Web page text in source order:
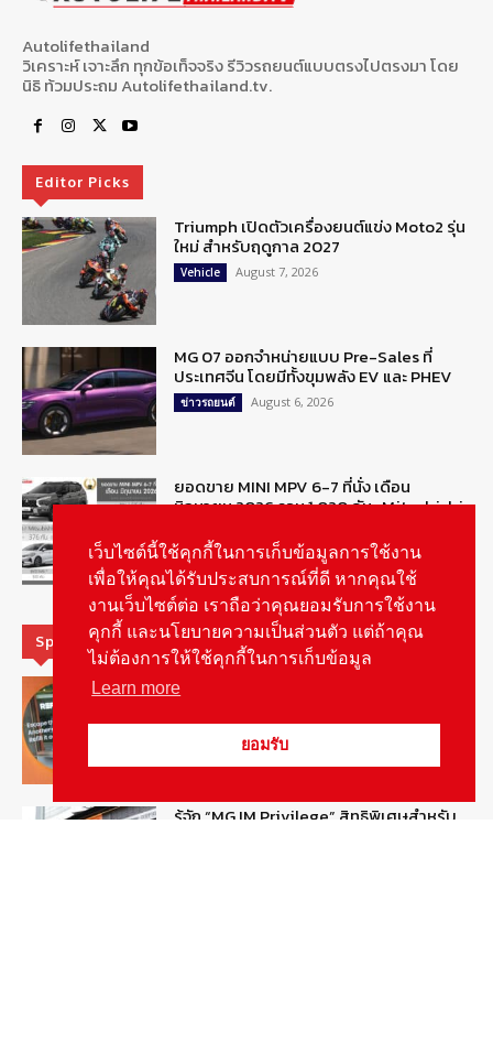
Autolifethailand
วิเคราะห์ เจาะลึก ทุกข้อเท็จจริง รีวิวรถยนต์แบบตรงไปตรงมา โดย
นิธิ ท้วมประถม Autolifethailand.tv.
Editor Picks
Triumph เปิดตัวเครื่องยนต์แข่ง Moto2 รุ่น
ใหม่ สำหรับฤดูกาล 2027
Vehicle August 7, 2026
MG 07 ออกจำหน่ายแบบ Pre-Sales ที่
ประเทศจีน โดยมีทั้งขุมพลัง EV และ PHEV
ข่าวรถยนต์ August 6, 2026
ยอดขาย MINI MPV 6-7 ที่นั่ง เดือน
มิถุนายน 2026 รวม 1,020 คัน : Mitsubishi
ข่าวรถยนต์ August 6, 2026
Special Picks
MG ลั่นกลองรบ! เตรียมลุยชิงส่วนแบ่งตลาด
รู้จัก “MG IM Privilege” สิทธิพิเศษสำหรับ
เว็บไซต์นี้ใช้คุกกี้ในการเก็บข้อมูลการใช้งาน
เพื่อให้คุณได้รับประสบการณ์ที่ดี หากคุณใช้
งานเว็บไซต์ต่อ เราถือว่าคุณยอมรับการใช้งาน
คุกกี้ และนโยบายความเป็นส่วนตัว แต่ถ้าคุณ
ไม่ต้องการให้ใช้คุกกี้ในการเก็บข้อมูล
Learn more
ยอมรับ